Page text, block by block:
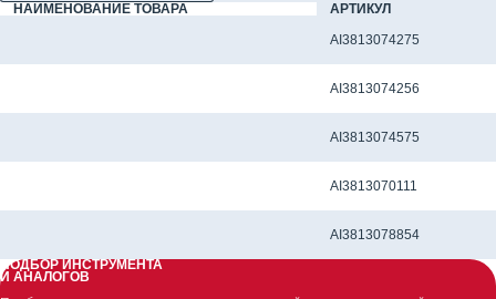
НАИМЕНОВАНИЕ ТОВАРА
АРТИКУЛ
AI3813074275
AI3813074256
AI3813074575
AI3813070111
AI3813078854
ПОДБОР ИНСТРУМЕНТА
И АНАЛОГОВ